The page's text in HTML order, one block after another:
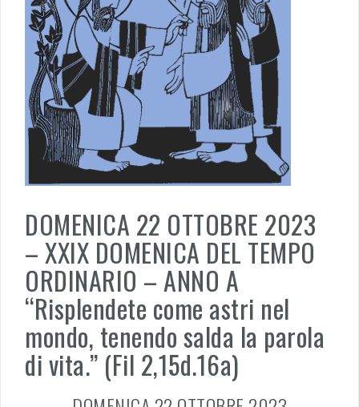
DOMENICA 22 OTTOBRE 2023
– XXIX DOMENICA DEL TEMPO
ORDINARIO – ANNO A
“Risplendete come astri nel
mondo, tenendo salda la parola
di vita.” (Fil 2,15d.16a)